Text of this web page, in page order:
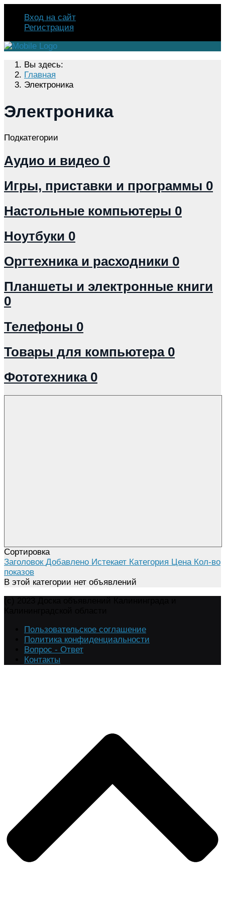
Вход на сайт
Регистрация
Вы здесь:
Главная
Электроника
Электроника
Подкатегории
Аудио и видео 0
Игры, приставки и программы 0
Настольные компьютеры 0
Ноутбуки 0
Оргтехника и расходники 0
Планшеты и электронные книги
0
Телефоны 0
Товары для компьютера 0
Фототехника 0
Сортировка
Заголовок Добавлено Истекает Категория Цена Кол-во
показов
В этой категории нет объявлений
Пользовательское соглашение
Политика конфиденциальности
Вопрос - Ответ
Контакты